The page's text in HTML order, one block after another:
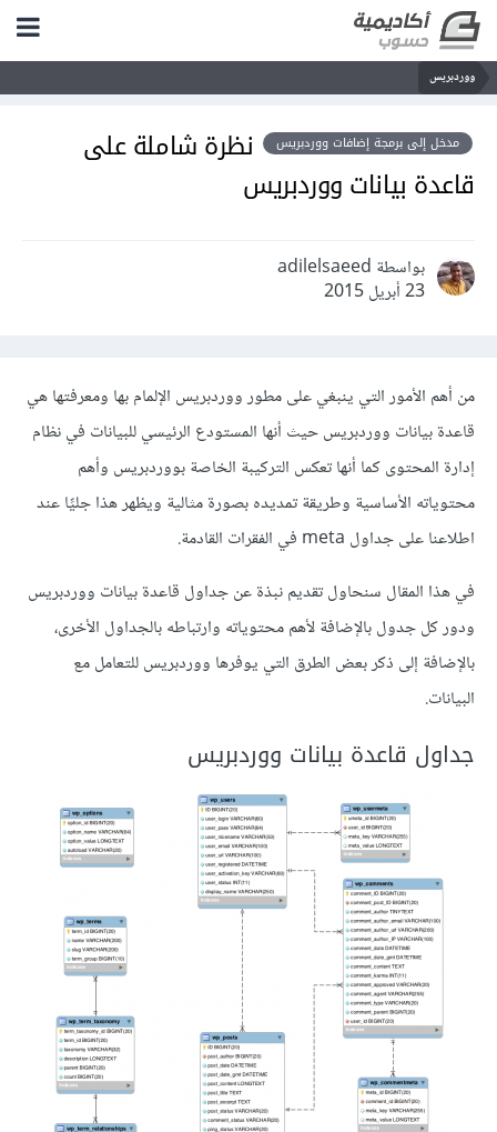
ووردبريس
مدخل إلى برمجة إضافات ووردبريس
نظرة شاملة على
قاعدة بيانات ووردبريس
بواسطة adilelsaeed
23 أبريل 2015
من أهم الأمور التي ينبغي على مطور ووردبريس الإلمام بها ومعرفتها هي
قاعدة بيانات ووردبريس حيث أنها المستودع الرئيسي للبيانات في نظام
إدارة المحتوى كما أنها تعكس التركيبة الخاصة بووردبريس وأهم
محتوياته الأساسية وطريقة تمديده بصورة مثالية ويظهر هذا جليًَا عند
اطلاعنا على جداول meta في الفقرات القادمة.
في هذا المقال سنحاول تقديم نبذة عن جداول قاعدة بيانات ووردبريس
ودور كل جدول بالإضافة لأهم محتوياته وارتباطه بالجداول الأخرى،
بالإضافة إلى ذكر بعض الطرق التي يوفرها ووردبريس للتعامل مع
البيانات.
جداول قاعدة بيانات ووردبريس